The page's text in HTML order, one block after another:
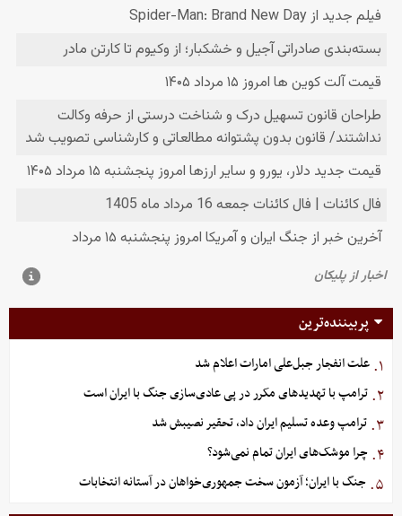
پربیننده‌ترین
۱. علت انفجار جبل‌علی امارات اعلام شد
۲. ترامپ با تهدیدهای مکرر در پی عادی‌سازی جنگ با ایران است
۳. ترامپ وعده تسلیم ایران داد، تحقیر نصیبش شد
۴. چرا موشک‌های ایران تمام نمی‌شود؟
۵. جنگ با ایران؛ آزمون سخت جمهوری‌خواهان در آستانه انتخابات